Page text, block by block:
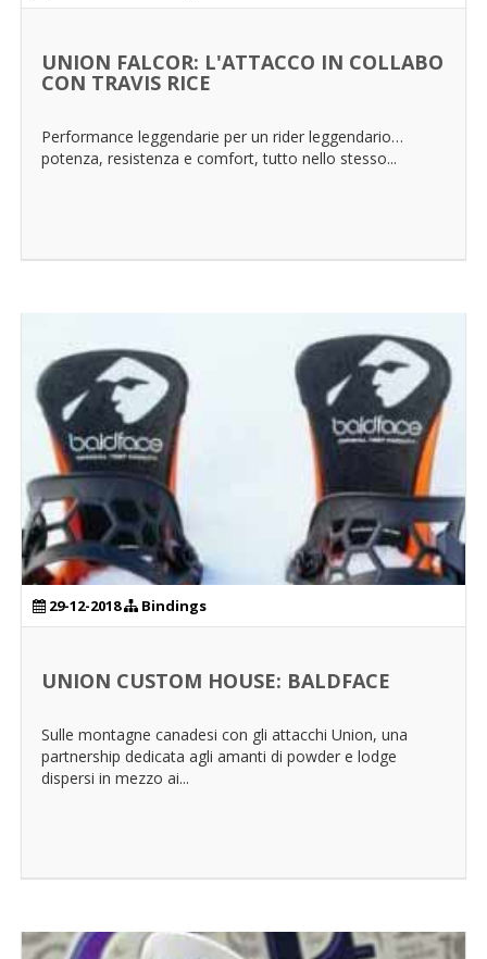
UNION FALCOR: L'ATTACCO IN COLLABO
CON TRAVIS RICE
Performance leggendarie per un rider leggendario…
potenza, resistenza e comfort, tutto nello stesso...
29-12-2018 Bindings
UNION CUSTOM HOUSE: BALDFACE
Sulle montagne canadesi con gli attacchi Union, una
partnership dedicata agli amanti di powder e lodge
dispersi in mezzo ai...